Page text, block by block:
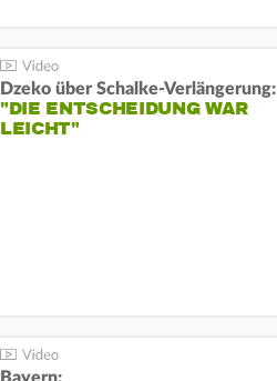
Dzeko über Schalke-Verlängerung:
"DIE ENTSCHEIDUNG WAR
LEICHT"
Bayern: